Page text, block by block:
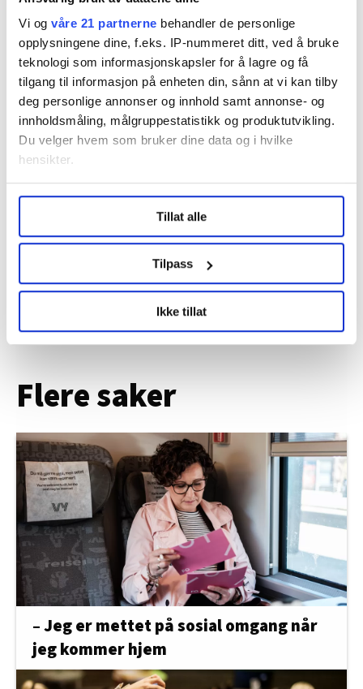
Vi og våre 21 partnerne behandler de personlige
opplysningene dine, f.eks. IP-nummeret ditt, ved å bruke
teknologi som informasjonskapsler for å lagre og få
tilgang til informasjon på enheten din, sånn at vi kan tilby
deg personlige annonser og innhold samt annonse- og
innholdsmåling, målgruppestatistikk og produktutvikling.
Du velger hvem som bruker dine data og i hvilke
hensikter.
Undermer infokan du lese om hvordan dine personlige
data behandles og hvordan du kan velge hvordan de skal
brukes. Du kan hele tiden endre eller trekke tilbake ditt
samtykke fra erklæringen om informasjonskapsler.
LO Medias publikasjoner frifagbevegelse.no, hk-nytt.no
og fontene.no bruker informasjonskapsler (cookies) for å
lære hvordan våre nettsider blir brukt slik at vi tilby
Vi deler bare informasjon om hvordan du bruker
innenfor analyse og annonsering. Disse er angitt i
oversikten lengre ned på denne siden.
Tillat alle
Tilpass
Ikke tillat
Gangsø.
Mekles fortsatt i offentlig sektor
Oslo kommune er et eget tariffområde og er ikke en
del av KS-oppgjøret. I Oslo og i statsoppgjøret mekles
det på overtid natt til fredag.
Nyheter Lønnsoppgjøret
Del artikkel
Flere saker
– Jeg er mettet på sosial omgang når
jeg kommer hjem